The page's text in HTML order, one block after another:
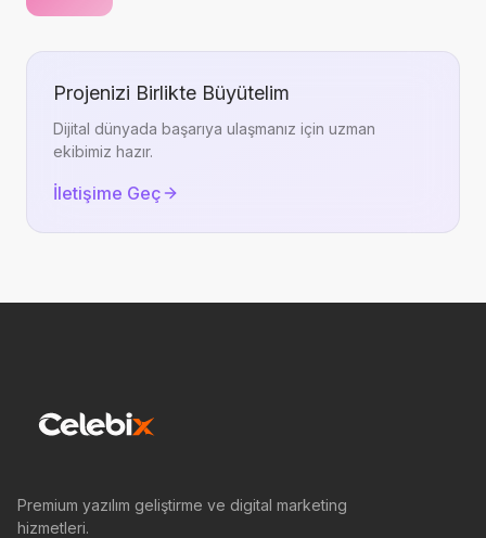
Projenizi Birlikte Büyütelim
Dijital dünyada başarıya ulaşmanız için uzman
ekibimiz hazır.
İletişime Geç
Premium yazılım geliştirme ve digital marketing
hizmetleri.